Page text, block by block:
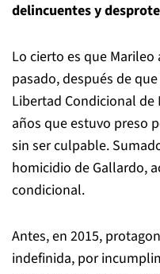
delincuentes y
Lo cierto es que
pasado, después de
Libertad Condicional de
años que estuvo preso
sin ser culpable.
homicidio de Gallardo,
condicional.
Antes, en 2015,
indefinida, por